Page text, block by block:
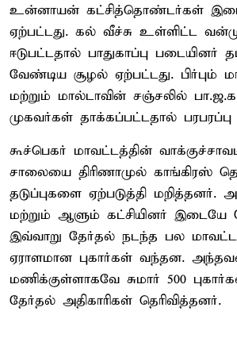
உன்னாயன் கட்சித்தொண்டர்கள்
ஏற்பட்டது. கல் வீச்சு உள்ளிட்ட
ஈடுபட்டதால் பாதுகாப்பு படையினர்
வேண்டிய சூழல் ஏற்பட்டது. பிர்பும்
மற்றும் மால்டாவின் சஞ்சலில்
முகவர்கள் தாக்கப்பட்டதால்
கூச்பெகர் மாவட்டத்தின்
சாலையை திரிணாமுல் காங்கிரஸ்
தடுப்புகளை ஏற்படுத்தி மறித்தனர்.
மற்றும் ஆளும் கட்சியினர் இடையே
இவ்வாறு தேர்தல் நடந்த பல
ஏராளமான புகார்கள் வந்தன.
மணிக்குள்ளாகவே சுமார் 500
தேர்தல் அதிகாரிகள் தெரிவித்தனர்.